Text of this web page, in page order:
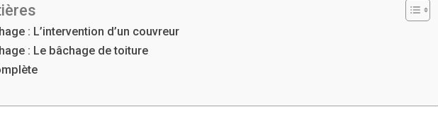
: L’intervention d’un couvreur
: Le bâchage de toiture